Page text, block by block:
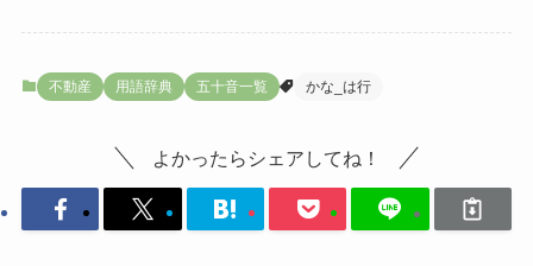
不動産 用語辞典 五十音一覧 かな_は行
よかったらシェアしてね！